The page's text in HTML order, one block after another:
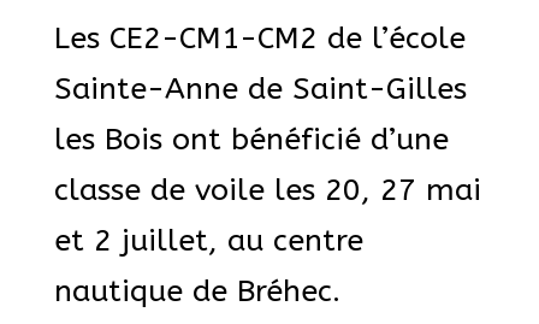
Les CE2-CM1-CM2 de l’école
Sainte-Anne de Saint-Gilles
les Bois ont bénéficié d’une
classe de voile les 20, 27 mai
et 2 juillet, au centre
nautique de Bréhec.